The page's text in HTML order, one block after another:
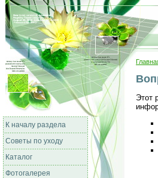
К началу раздела
Советы по уходу
Каталог
Фотогалерея
Этот